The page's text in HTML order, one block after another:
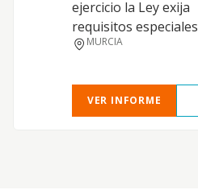
ejercicio la Ley exija
requisitos especiales
MURCIA
VER INFORME